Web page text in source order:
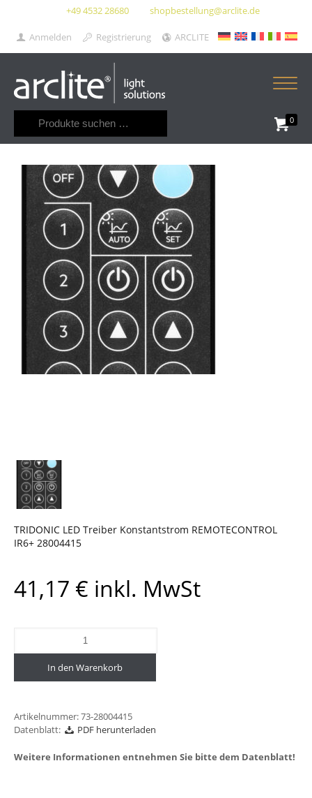
+49 4532 28680 shopbestellung@arclite.de
Anmelden Registrierung ARCLITE
0
TRIDONIC LED Treiber Konstantstrom REMOTECONTROL
IR6+ 28004415
41,17 € inkl. MwSt
In den Warenkorb
Artikelnummer:73-28004415
Datenblatt:
PDF herunterladen
Weitere Informationen entnehmen Sie bitte dem Datenblatt!